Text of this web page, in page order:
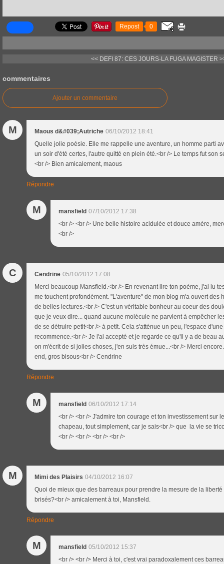
Repost 0
<< DEFI 87: CES JOURS-LA FUGA MAGISTER
commentaires
Ajouter un commentaire
M Maous d&#039;Autriche 06/10/2012 18:41
Quelle jolie poésie. Elle me rappelle une aventure, un homme parti
un soir d'été certes, l'autre quitté en plein été.<br /> Le temps fut son
<br /> Bien amicalement, maous
Répondre
M mansfield 07/10/2012 17:38
<br /> <br /> Une belle histoire acidulée et douce amère,
<br />
C Cendrine 05/10/2012 17:08
Merci beaucoup Mansfield.<br /> En revenant lire ton poème, j'ai lu
me touchent profondément. "L'aventure" de mon blog m'a ouvert des
de belles lectures.<br /> C'est un véritable bonheur au coeur des
que je veux dire... quand aucune molécule ne parvient à empêcher
de se détruire petit<br /> à petit. Cela s'atténue un peu, l'espace
recommence.<br /> Je l'ai accepté et je regarde ce qu'il y a de beau
on m'écrit de si jolies choses, j'en suis très émue...<br /> Merci
end, gros bisous<br /> Cendrine
Répondre
M mansfield 06/10/2012 17:14
<br /> <br /> J'admire ton courage et ton investissement sur
chapeau, tout simplement, car je sais<br /> que la vie se
<br /> <br /> <br /> <br />
M Mimi des Plaisirs 04/10/2012 16:07
Quoi de mieux que des barreaux pour prendre la mesure de la
brisés?<br /> amicalement à toi, Mansfield.
Répondre
M mansfield 05/10/2012 15:37
<br /> <br /> Merci à toi, c'est vrai paradoxalement ces